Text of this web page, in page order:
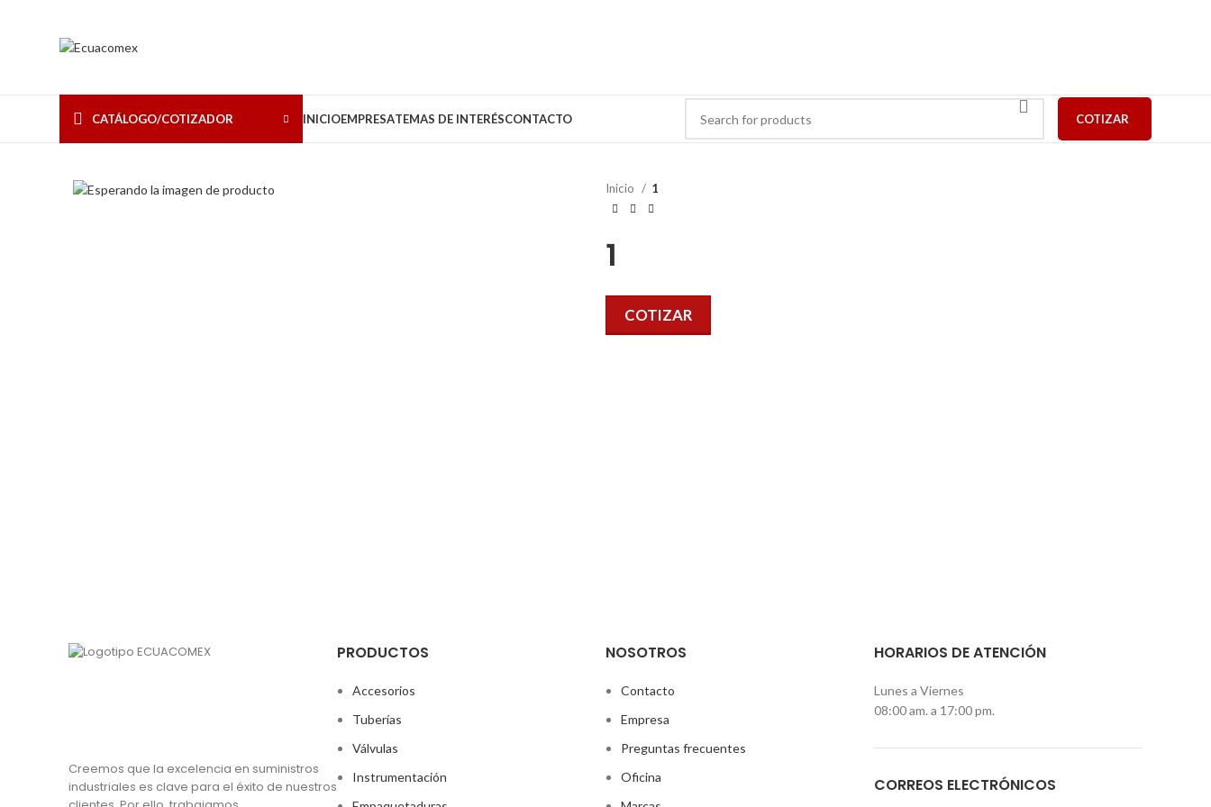
CATÁLOGO/COTIZADOR INICIOEMPRESATEMAS DE INTERÉSCONTACTO COTIZAR
Inicio 1
1
COTIZAR
Creemos que la excelencia en suministros
industriales es clave para el éxito de nuestros
PRODUCTOS
Accesorios
Tuberías
Válvulas
Instrumentación
NOSOTROS
Contacto
Empresa
Preguntas frecuentes
Oficina
HORARIOS DE ATENCIÓN
Lunes a Viernes
08:00 am. a 17:00 pm.
CORREOS ELECTRÓNICOS